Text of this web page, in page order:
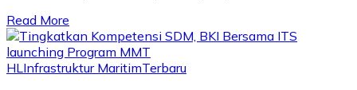
Read More
HL Infrastruktur MaritimTerbaru